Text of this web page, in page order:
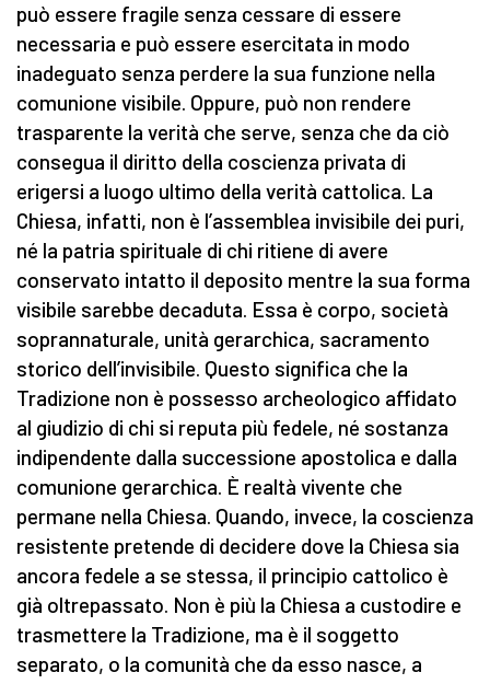
può essere fragile senza cessare di essere
necessaria e può essere esercitata in modo
inadeguato senza perdere la sua funzione nella
comunione visibile. Oppure, può non rendere
trasparente la verità che serve, senza che da ciò
consegua il diritto della coscienza privata di
erigersi a luogo ultimo della verità cattolica. La
Chiesa, infatti, non è l’assemblea invisibile dei puri,
né la patria spirituale di chi ritiene di avere
conservato intatto il deposito mentre la sua forma
visibile sarebbe decaduta. Essa è corpo, società
soprannaturale, unità gerarchica, sacramento
storico dell’invisibile. Questo significa che la
Tradizione non è possesso archeologico affidato
al giudizio di chi si reputa più fedele, né sostanza
indipendente dalla successione apostolica e dalla
comunione gerarchica. È realtà vivente che
permane nella Chiesa. Quando, invece, la coscienza
resistente pretende di decidere dove la Chiesa sia
ancora fedele a se stessa, il principio cattolico è
già oltrepassato. Non è più la Chiesa a custodire e
trasmettere la Tradizione, ma è il soggetto
separato, o la comunità che da esso nasce, a